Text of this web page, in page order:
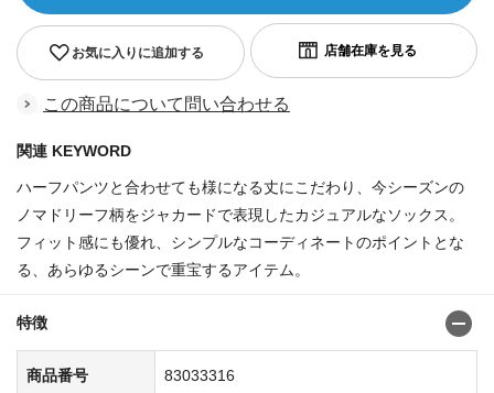
お気に入りに追加する
この商品について問い合わせる
関連 KEYWORD
ハーフパンツと合わせても様になる丈にこだわり、今シーズンの
ノマドリーフ柄をジャカードで表現したカジュアルなソックス。
フィット感にも優れ、シンプルなコーディネートのポイントとな
る、あらゆるシーンで重宝するアイテム。
特徴
商品番号 83033316